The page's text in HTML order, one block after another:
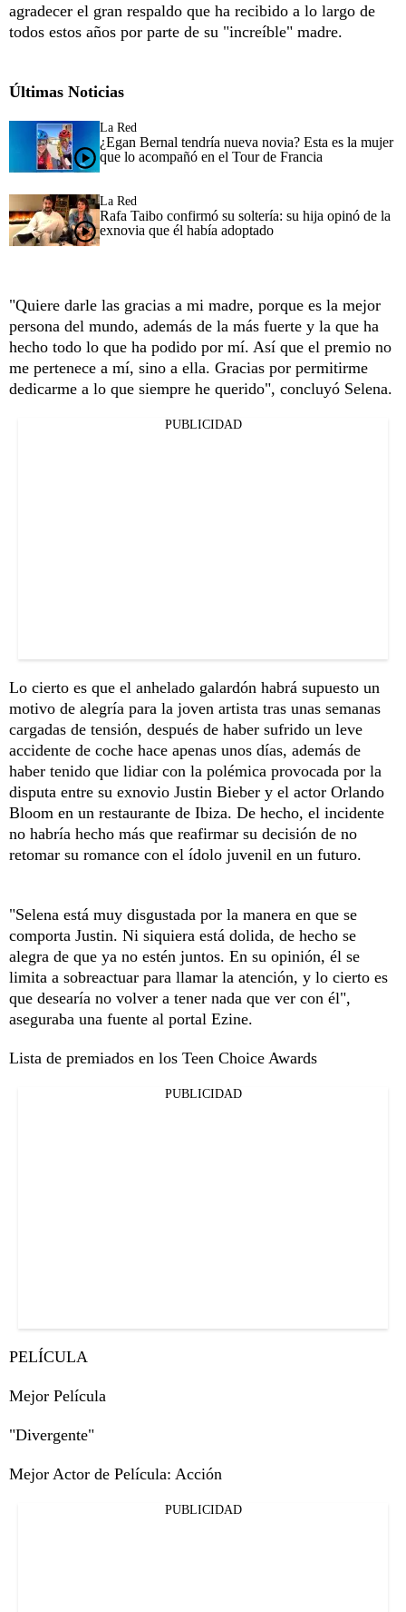
agradecer el gran respaldo que ha recibido a lo largo de
todos estos años por parte de su "increíble" madre.
Últimas Noticias
La Red
¿Egan Bernal tendría nueva novia? Esta es la mujer
que lo acompañó en el Tour de Francia
La Red
Rafa Taibo confirmó su soltería: su hija opinó de la
exnovia que él había adoptado
"Quiere darle las gracias a mi madre, porque es la mejor
persona del mundo, además de la más fuerte y la que ha
hecho todo lo que ha podido por mí. Así que el premio no
me pertenece a mí, sino a ella. Gracias por permitirme
dedicarme a lo que siempre he querido", concluyó Selena.
PUBLICIDAD
Lo cierto es que el anhelado galardón habrá supuesto un
motivo de alegría para la joven artista tras unas semanas
cargadas de tensión, después de haber sufrido un leve
accidente de coche hace apenas unos días, además de
haber tenido que lidiar con la polémica provocada por la
disputa entre su exnovio Justin Bieber y el actor Orlando
Bloom en un restaurante de Ibiza. De hecho, el incidente
no habría hecho más que reafirmar su decisión de no
retomar su romance con el ídolo juvenil en un futuro.
"Selena está muy disgustada por la manera en que se
comporta Justin. Ni siquiera está dolida, de hecho se
alegra de que ya no estén juntos. En su opinión, él se
limita a sobreactuar para llamar la atención, y lo cierto es
que desearía no volver a tener nada que ver con él",
aseguraba una fuente al portal Ezine.
Lista de premiados en los Teen Choice Awards
PUBLICIDAD
PELÍCULA
Mejor Película
"Divergente"
Mejor Actor de Película: Acción
PUBLICIDAD